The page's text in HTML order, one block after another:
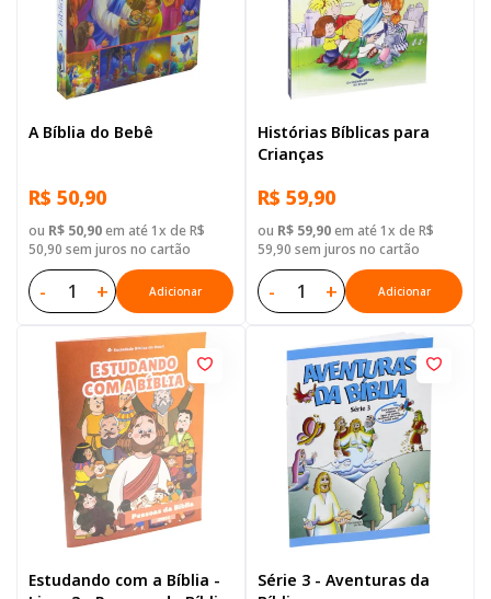
A Bíblia do Bebê
R$ 50,90
ou R$ 50,90em até 1x de R$
50,90 sem juros no cartão
- + Adicionar
Histórias Bíblicas para
Crianças
R$ 59,90
ou R$ 59,90em até 1x de R$
59,90 sem juros no cartão
- + Adicionar
Estudando com a Bíblia -
Série 3 - Aventuras da